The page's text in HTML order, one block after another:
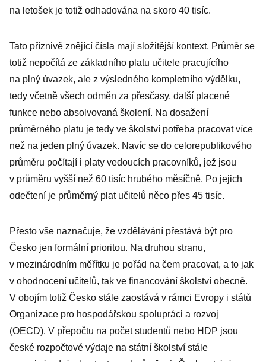
na letošek je totiž odhadována na skoro 40 tisíc.
Tato příznivě znějící čísla mají složitější kontext. Průměr se
totiž nepočítá ze základního platu učitele pracujícího
na plný úvazek, ale z výsledného kompletního výdělku,
tedy včetně všech odměn za přesčasy, další placené
funkce nebo absolvovaná školení. Na dosažení
průměrného platu je tedy ve školství potřeba pracovat více
než na jeden plný úvazek. Navíc se do celorepublikového
průměru počítají i platy vedoucích pracovníků, jež jsou
v průměru vyšší než 60 tisíc hrubého měsíčně. Po jejich
odečtení je průměrný plat učitelů něco přes 45 tisíc.
Přesto vše naznačuje, že vzdělávání přestává být pro
Česko jen formální prioritou. Na druhou stranu,
v mezinárodním měřítku je pořád na čem pracovat, a to jak
v ohodnocení učitelů, tak ve financování školství obecně.
V obojím totiž Česko stále zaostává v rámci Evropy i států
Organizace pro hospodářskou spolupráci a rozvoj
(OECD). V přepočtu na počet studentů nebo HDP jsou
české rozpočtové výdaje na státní školství stále